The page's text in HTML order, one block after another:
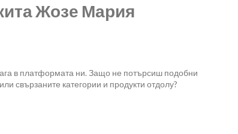
Жозе Мария
в платформата ни. Защо не потърсиш подобни
свързаните категории и продукти отдолу?